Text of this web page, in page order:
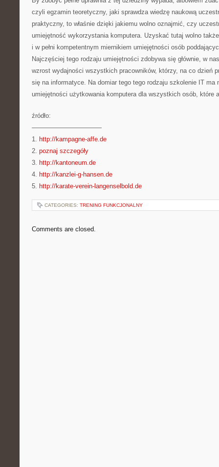
czyli egzamin teoretyczny, jaki sprawdza wiedzę naukową
praktyczny, to właśnie dzięki jakiemu wolno oznajmić, czy
umiejętność wykorzystania komputera. Uzyskać tutaj wolno
i w pełni kompetentnym miernikiem umiejętności osób
Najczęściej tego rodzaju umiejętności zdobywa się głównie, w
wzrost wydajności wszystkich pracowników, którzy, na co dzień
się na informatyce. Na domiar tego tego rodzaju szkolenie IT ma
umiejętności użytkowania komputera dla wszystkich osób, które
źródło:
———————————
1. http://kampagne-affe.de
2. poznaj szczegóły
3. http://kantoneum.de
4. http://kanzlei-g-hansen.de
5. http://karate-verein-langenselbold.de
CATEGORIES: TRENING FUNKCJONALNY
Comments are closed.